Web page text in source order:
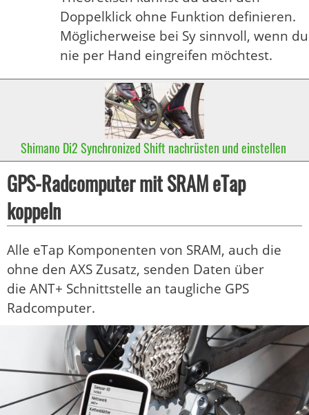
Doppelklick ohne Funktion definieren.
Möglicherweise bei Sy sinnvoll, wenn du
nie per Hand eingreifen möchtest.
Shimano Di2 Synchronized Shift nachrüsten und einstellen
GPS-Radcomputer mit SRAM eTap
koppeln
Alle eTap Komponenten von SRAM, auch die
ohne den AXS Zusatz, senden Daten über
die ANT+ Schnittstelle an taugliche GPS
Radcomputer.